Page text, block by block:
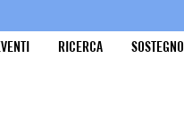
RICERCA SOSTEGNO